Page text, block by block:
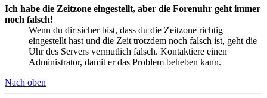
Ich habe die Zeitzone eingestellt, aber die Forenuhr geht immer
noch falsch!
Wenn du dir sicher bist, dass du die Zeitzone richtig
eingestellt hast und die Zeit trotzdem noch falsch ist, geht die
Uhr des Servers vermutlich falsch. Kontaktiere einen
Administrator, damit er das Problem beheben kann.
Nach oben